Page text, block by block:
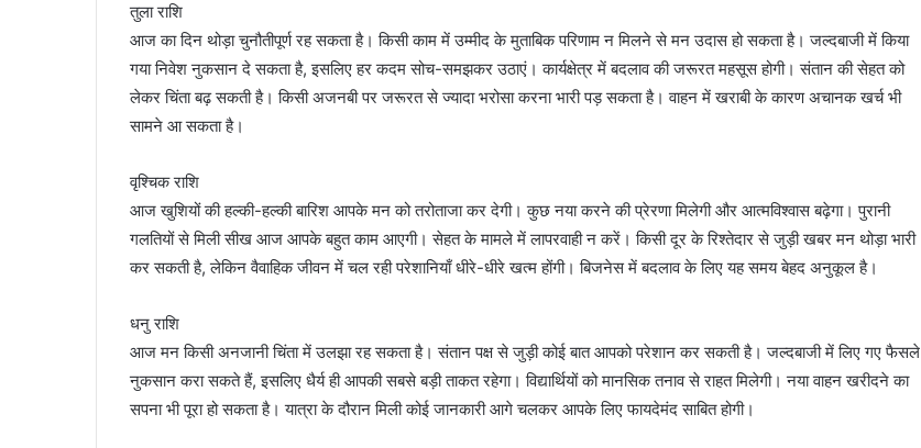
तुला राशि
आज का दिन थोड़ा चुनौतीपूर्ण रह सकता है। किसी काम में उम्मीद के मुताबिक परिणाम न मिलने से मन उदास हो सकता है। जल्दबाजी में किया
गया निवेश नुकसान दे सकता है, इसलिए हर कदम सोच-समझकर उठाएं। कार्यक्षेत्र में बदलाव की जरूरत महसूस होगी। संतान की सेहत को
लेकर चिंता बढ़ सकती है। किसी अजनबी पर जरूरत से ज्यादा भरोसा करना भारी पड़ सकता है। वाहन में खराबी के कारण अचानक खर्च भी
सामने आ सकता है।
वृश्चिक राशि
आज खुशियों की हल्की-हल्की बारिश आपके मन को तरोताजा कर देगी। कुछ नया करने की प्रेरणा मिलेगी और आत्मविश्वास बढ़ेगा। पुरानी
गलतियों से मिली सीख आज आपके बहुत काम आएगी। सेहत के मामले में लापरवाही न करें। किसी दूर के रिश्तेदार से जुड़ी खबर मन थोड़ा भारी
कर सकती है, लेकिन वैवाहिक जीवन में चल रही परेशानियाँ धीरे-धीरे खत्म होंगी। बिजनेस में बदलाव के लिए यह समय बेहद अनुकूल है।
धनु राशि
आज मन किसी अनजानी चिंता में उलझा रह सकता है। संतान पक्ष से जुड़ी कोई बात आपको परेशान कर सकती है। जल्दबाजी में लिए गए फैसले
नुकसान करा सकते हैं, इसलिए धैर्य ही आपकी सबसे बड़ी ताकत रहेगा। विद्यार्थियों को मानसिक तनाव से राहत मिलेगी। नया वाहन खरीदने का
सपना भी पूरा हो सकता है। यात्रा के दौरान मिली कोई जानकारी आगे चलकर आपके लिए फायदेमंद साबित होगी।